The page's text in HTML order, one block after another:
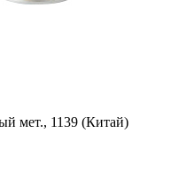
мет., 1139 (Китай)